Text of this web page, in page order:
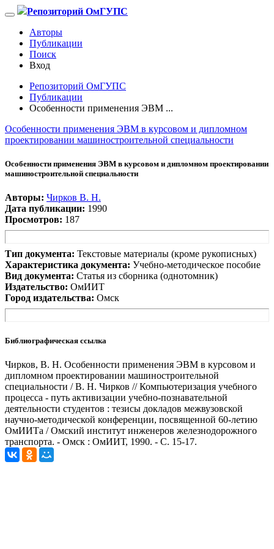
Репозиторий ОмГУПС
Авторы
Публикации
Поиск
Вход
Репозиторий ОмГУПС
Публикации
Особенности применения ЭВМ ...
Особенности применения ЭВМ в курсовом и дипломном
проектировании машиностроительной специальности
Особенности применения ЭВМ в курсовом и дипломном проектировании
машиностроительной специальности
Авторы: Чирков В. Н.
Дата публикации: 1990
Просмотров: 187
Тип документа: Текстовые материалы (кроме рукописных)
Характеристика документа: Учебно-методическое пособие
Вид документа: Статья из сборника (однотомник)
Издательство: ОмИИТ
Город издательства: Омск
Библиографическая ссылка
Чирков, В. Н. Особенности применения ЭВМ в курсовом и
дипломном проектировании машиностроительной
специальности / В. Н. Чирков // Компьютеризация учебного
процесса - путь активизации учебно-познавательной
деятельности студентов : тезисы докладов межвузовской
научно-методической конференции, посвященной 60-летию
ОмИИТа / Омский институт инженеров железнодорожного
транспорта. - Омск : ОмИИТ, 1990. - С. 15-17.